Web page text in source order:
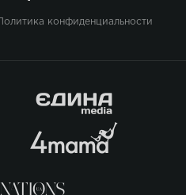
Политика конфиденциальности